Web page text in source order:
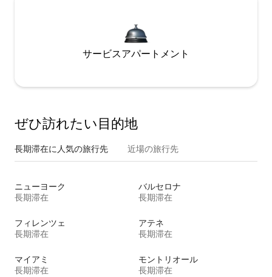
サービスアパートメント
ぜひ訪⁠れ⁠た⁠い目⁠的⁠地
長期滞在に人気の旅行先 近場の旅行先
ニューヨーク
長期滞在
バルセロナ
長期滞在
フィレンツェ
長期滞在
アテネ
長期滞在
マイアミ
長期滞在
モントリオール
長期滞在